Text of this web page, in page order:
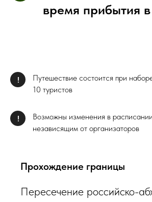
время прибытия
!
Путешествие состоится при
10 туристов
!
Возможны изменения в
независящим от организаторов
Прохождение границы
Пересечение российско-